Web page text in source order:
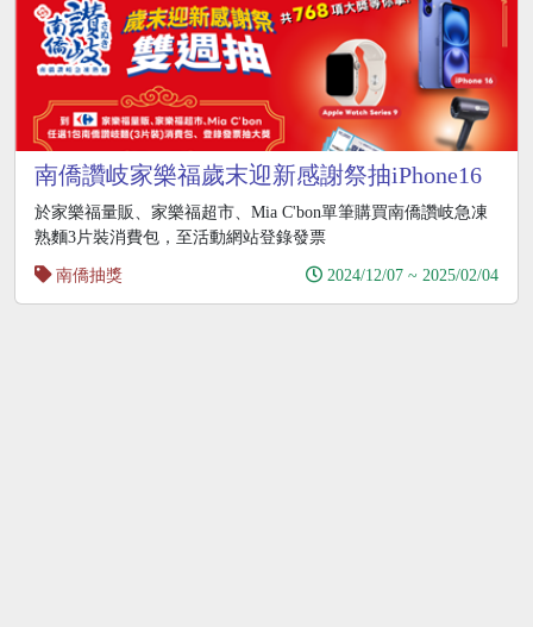
南僑讚岐家樂福歲末迎新感謝祭抽iPhone16
於家樂福量販、家樂福超市、Mia C'bon單筆購買南僑讚岐急凍
熟麵3片裝消費包，至活動網站登錄發票
南僑抽獎
2024/12/07 ~ 2025/02/04